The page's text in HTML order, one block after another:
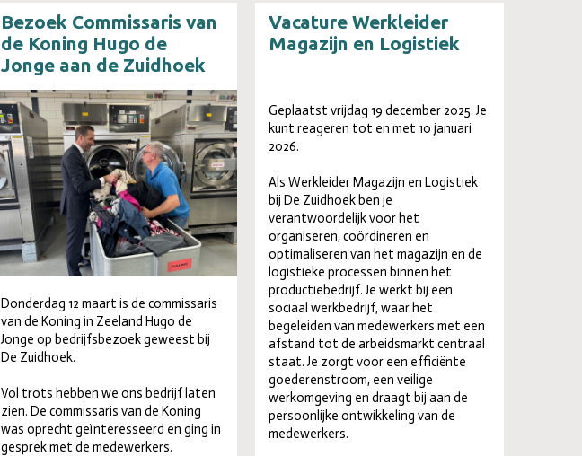
Bezoek Commissaris van
de Koning Hugo de
Jonge aan de Zuidhoek
Donderdag 12 maart is de commissaris
van de Koning in Zeeland Hugo de
Jonge op bedrijfsbezoek geweest bij
De Zuidhoek.
Vol trots hebben we ons bedrijf laten
zien. De commissaris van de Koning
was oprecht geïnteresseerd en ging in
gesprek met de medewerkers.
Vacature Werkleider
Magazijn en Logistiek
Geplaatst vrijdag 19 december 2025. Je
kunt reageren tot en met 10 januari
2026.
Als Werkleider Magazijn en Logistiek
bij De Zuidhoek ben je
verantwoordelijk voor het
organiseren, coördineren en
optimaliseren van het magazijn en de
logistieke processen binnen het
productiebedrijf. Je werkt bij een
sociaal werkbedrijf, waar het
begeleiden van medewerkers met een
afstand tot de arbeidsmarkt centraal
staat. Je zorgt voor een efficiënte
goederenstroom, een veilige
werkomgeving en draagt bij aan de
persoonlijke ontwikkeling van de
medewerkers.